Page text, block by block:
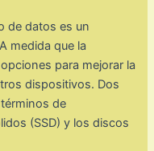
de datos es un
medida que la
para mejorar la
dispositivos. Dos
de
(SSD) y los discos